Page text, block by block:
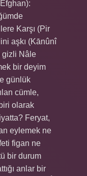
Karşı (Pir
aşkı (Kānûnî
gizli Nâle
bir deyim
günlük
cümle,
olarak
Feryat,
eylemek ne
figan ne
bir durum
anlar bir